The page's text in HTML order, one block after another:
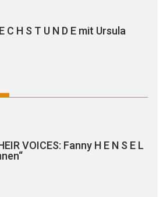
C H S T U N D E mit Ursula
VOICES: Fanny H E N S E L